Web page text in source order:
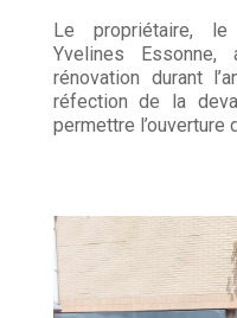
Le propriétaire,
Yvelines Essonne,
rénovation durant
réfection de la
permettre l’ouverture